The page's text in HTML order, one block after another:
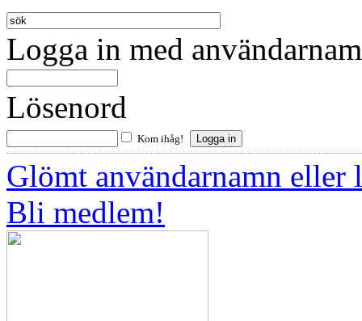
Logga in med
Lösenord
Kom ihåg!
Glömt användarnamn eller
Bli medlem!